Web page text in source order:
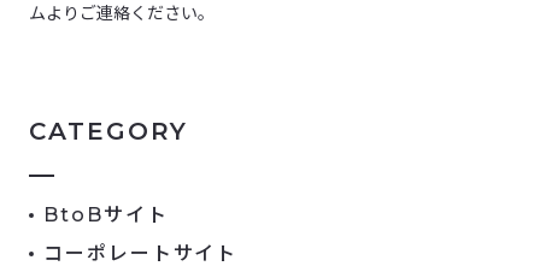
ムよりご連絡ください。
CATEGORY
BtoBサイト
コーポレートサイト